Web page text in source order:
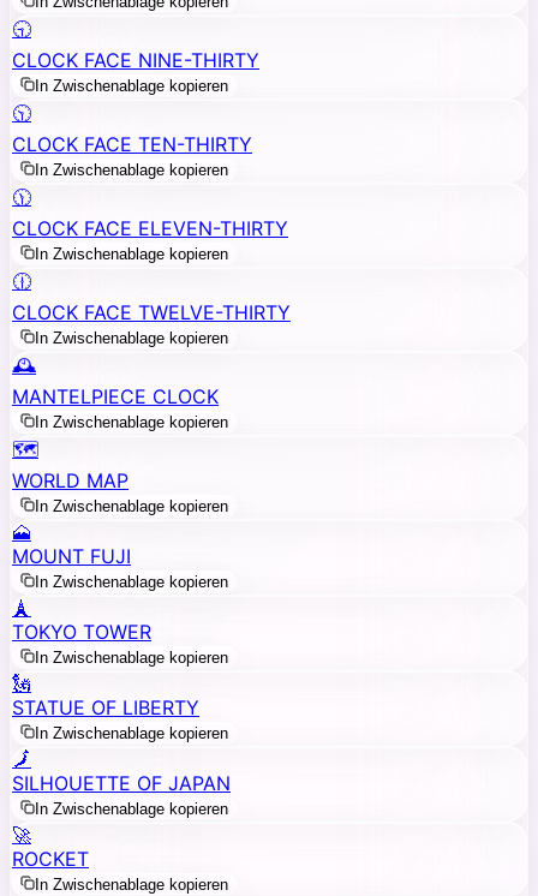
🕤
CLOCK FACE NINE-THIRTY
In Zwischenablage kopieren
🕥
CLOCK FACE TEN-THIRTY
In Zwischenablage kopieren
🕦
CLOCK FACE ELEVEN-THIRTY
In Zwischenablage kopieren
🕧
CLOCK FACE TWELVE-THIRTY
In Zwischenablage kopieren
🕰️
MANTELPIECE CLOCK
In Zwischenablage kopieren
🗺️
WORLD MAP
In Zwischenablage kopieren
🗻
MOUNT FUJI
In Zwischenablage kopieren
🗼
TOKYO TOWER
In Zwischenablage kopieren
🗽
STATUE OF LIBERTY
In Zwischenablage kopieren
🗾
SILHOUETTE OF JAPAN
In Zwischenablage kopieren
🚀
ROCKET
In Zwischenablage kopieren